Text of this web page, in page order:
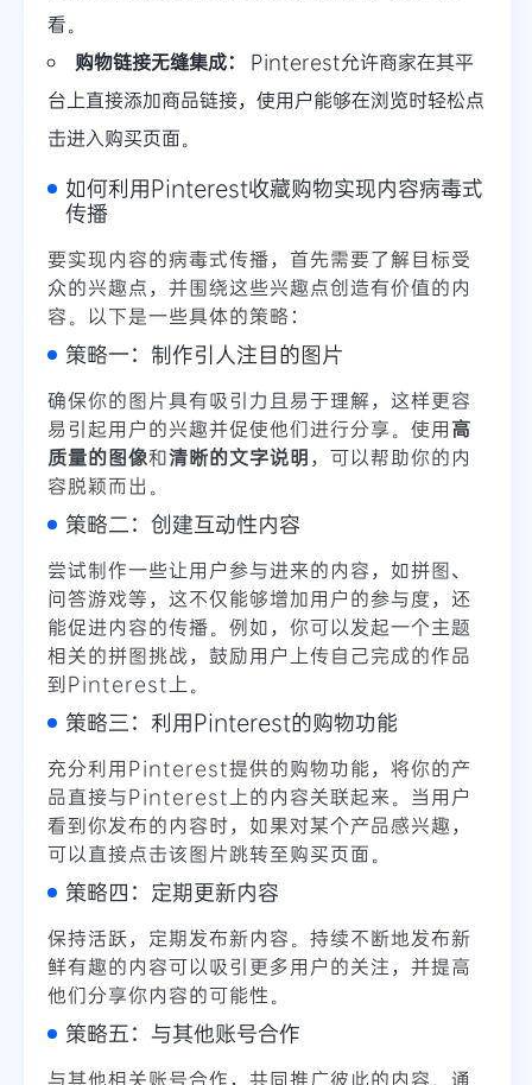
看。
购物链接无缝集成：
Pinterest允许商家在其平
台上直接添加商品链接，使用户能够在浏览时轻松点
击进入购买页面。
如何利用Pinterest收藏购物实现内容病毒式
传播
要实现内容的病毒式传播，首先需要了解目标受
众的兴趣点，并围绕这些兴趣点创造有价值的内
容。以下是一些具体的策略：
策略一：制作引人注目的图片
确保你的图片具有吸引力且易于理解，这样更容
易引起用户的兴趣并促使他们进行分享。使用高
质量的图像和清晰的文字说明，可以帮助你的内
容脱颖而出。
策略二：创建互动性内容
尝试制作一些让用户参与进来的内容，如拼图、
问答游戏等，这不仅能够增加用户的参与度，还
能促进内容的传播。例如，你可以发起一个主题
相关的拼图挑战，鼓励用户上传自己完成的作品
到Pinterest上。
策略三：利用Pinterest的购物功能
充分利用Pinterest提供的购物功能，将你的产
品直接与Pinterest上的内容关联起来。当用户
看到你发布的内容时，如果对某个产品感兴趣，
可以直接点击该图片跳转至购买页面。
策略四：定期更新内容
保持活跃，定期发布新内容。持续不断地发布新
鲜有趣的内容可以吸引更多用户的关注，并提高
他们分享你内容的可能性。
策略五：与其他账号合作
与其他相关账号合作，共同推广彼此的内容。通